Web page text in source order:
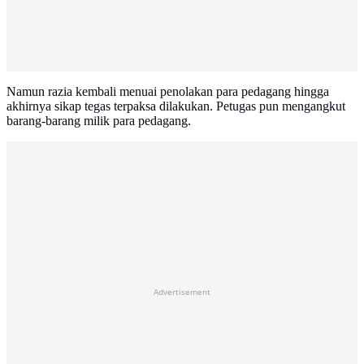
Namun razia kembali menuai penolakan para pedagang hingga
akhirnya sikap tegas terpaksa dilakukan. Petugas pun mengangkut
barang-barang milik para pedagang.
Advertisement